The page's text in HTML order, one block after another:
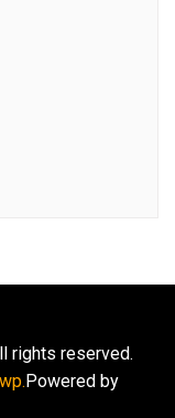
rights reserved.
Powered by